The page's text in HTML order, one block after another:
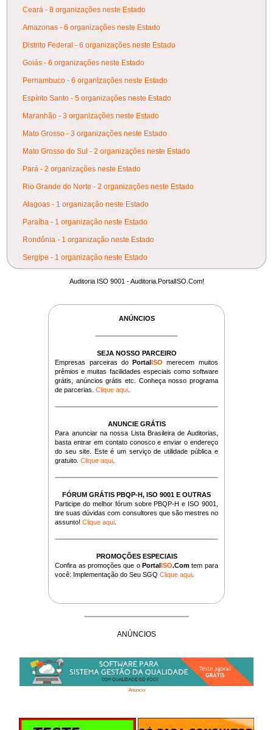
Ceará - 8 organizações neste Estado
Amazonas - 6 organizações neste Estado
Distrito Federal - 6 organizações neste Estado
Goiás - 6 organizações neste Estado
Pernambuco - 6 organizações neste Estado
Espírito Santo - 5 organizações neste Estado
Maranhão - 3 organizações neste Estado
Mato Grosso - 3 organizações neste Estado
Mato Grosso do Sul - 2 organizações neste Estado
Pará - 2 organizações neste Estado
Rio Grande do Norte - 2 organizações neste Estado
Alagoas - 1 organização neste Estado
Paraíba - 1 organização neste Estado
Rondônia - 1 organização neste Estado
Sergipe - 1 organização neste Estado
Auditoria ISO 9001 - Auditoria.PortalISO.Com!
ANÚNCIOS
SEJA NOSSO PARCEIRO
Empresas parceiras doPortalISO merecem muitos
prêmios e muitas facilidades especiais como software
grátis, anúncios grátis etc. Conheça nosso programa
de parcerias.Clique aqui
ANUNCIE GRÁTIS
Para anunciar na nossa Lista Brasileira de Auditorias,
basta entrar em contato conosco e enviar o endereço
do seu site. Este é um serviço de utilidade pública e
gratuito.Clique aqui
FÓRUM GRÁTIS PBQP-H, ISO 9001 E OUTRAS
Participe do melhor fórum sobre PBQP-H e ISO 9001,
tire suas dúvidas com consultores que são mestres no
assunto!Clique aqui
PROMOÇÕES ESPECIAIS
Confira as promoções que oPortalISO.Com tem para
você: Implementação do Seu SGQClique aqui
ANÚNCIOS
Anúncio